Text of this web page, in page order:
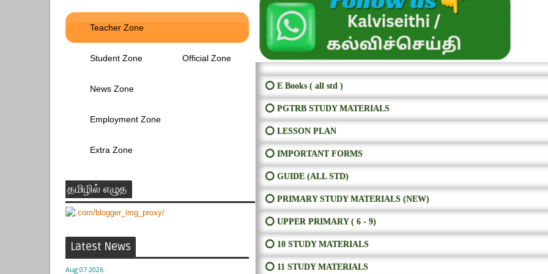
Teacher Zone
Student Zone Official Zone
News Zone
Employment Zone
Extra Zone
தமிழில் எழுத
Latest News
Aug 07 2026
⭕ E Books ( all std )
⭕ PGTRB STUDY MATERIALS
⭕ LESSON PLAN
⭕ IMPORTANT FORMS
⭕ GUIDE (ALL STD)
⭕ PRIMARY STUDY MATERIALS (NEW)
⭕ UPPER PRIMARY ( 6 - 9)
⭕ 10 STUDY MATERIALS
⭕ 11 STUDY MATERIALS